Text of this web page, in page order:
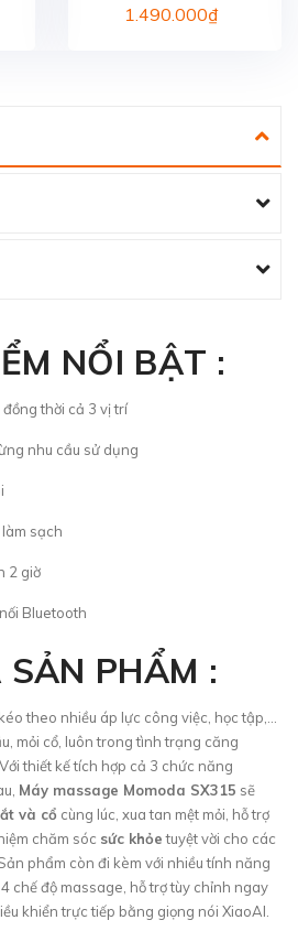
PHILIPS AWP3705P1/97
1.490.000₫
NỔI BẬT :
thời cả 3 vị trí
nhu cầu sử dụng
sạch
2 giờ
Bluetooth
PHẨM :
theo nhiều áp lực công việc, học tập,...
mỏi cổ, luôn trong tình trạng căng
thiết kế tích hợp cả 3 chức năng
Máy massage Momoda SX315 sẽ
và cổ cùng lúc, xua tan mệt mỏi, hỗ trợ
chăm sóc sức khỏetuyệt vời cho các
phẩm còn đi kèm với nhiều tính năng
chế độ massage, hỗ trợ tùy chỉnh ngay
khiển trực tiếp bằng giọng nói XiaoAI.